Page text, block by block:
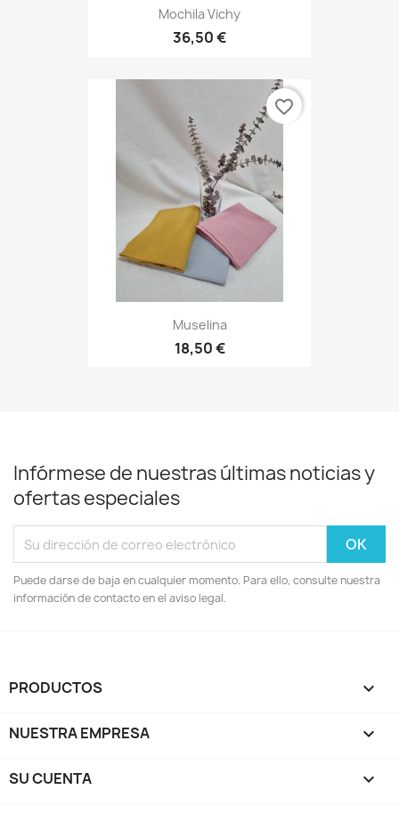
Mochila Vichy
36,50 €
Muselina
18,50 €
favorite_border
Infórmese de nuestras últimas noticias y
ofertas especiales
Puede darse de baja en cualquier momento. Para ello, consulte nuestra
información de contacto en el aviso legal.
PRODUCTOS 
NUESTRA EMPRESA 
SU CUENTA 